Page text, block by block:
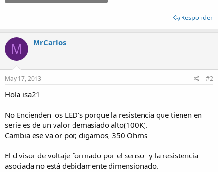
Responder
M MrCarlos
May 17, 2013 #2
Hola isa21
No Encienden los LED’s porque la resistencia que tienen en
serie es de un valor demasiado alto(100K).
Cambia ese valor por, digamos, 350 Ohms
El divisor de voltaje formado por el sensor y la resistencia
asociada no está debidamente dimensionado.